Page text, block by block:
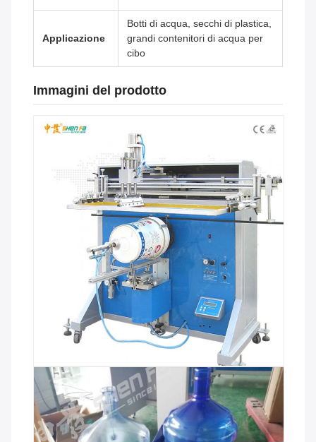
Applicazione
Botti di acqua, secchi di plastica,
grandi contenitori di acqua per
cibo
Immagini del prodotto